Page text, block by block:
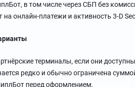
в том числе через СБП без
онлайн-платежи и активность 3-D
терминалы, если они
редко и обычно ограничена
перед оформлением.